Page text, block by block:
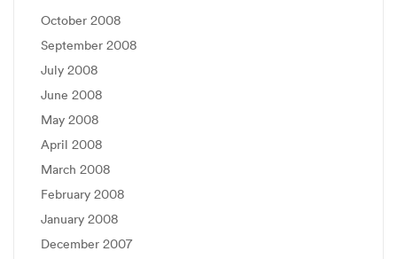
October 2008
September 2008
July 2008
June 2008
May 2008
April 2008
March 2008
February 2008
January 2008
December 2007